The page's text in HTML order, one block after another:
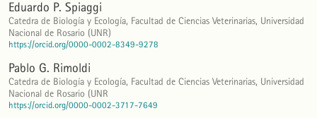
Eduardo P. Spiaggi
Catedra de Biología y Ecología, Facultad de Ciencias Veterinarias, Universidad
Nacional de Rosario (UNR)
https://orcid.org/0000-0002-8349-9278
Pablo G. Rimoldi
Catedra de Biología y Ecología, Facultad de Ciencias Veterinarias, Universidad
Nacional de Rosario (UNR
https://orcid.org/0000-0002-3717-7649